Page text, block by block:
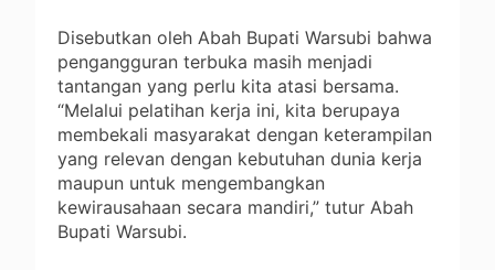
Disebutkan oleh Abah Bupati Warsubi bahwa
pengangguran terbuka masih menjadi
tantangan yang perlu kita atasi bersama.
“Melalui pelatihan kerja ini, kita berupaya
membekali masyarakat dengan keterampilan
yang relevan dengan kebutuhan dunia kerja
maupun untuk mengembangkan
kewirausahaan secara mandiri,” tutur Abah
Bupati Warsubi.